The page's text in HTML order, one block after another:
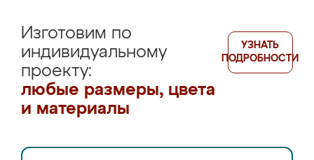
Изготовим по
индивидуальному
проекту:
любые размеры, цвета
и материалы
УЗНАТЬ
ПОДРОБНОСТИ